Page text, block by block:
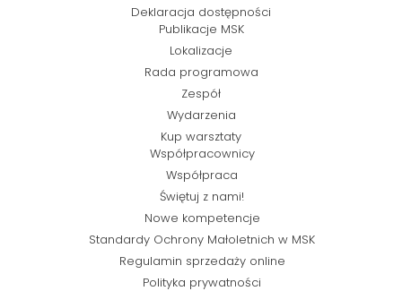
Deklaracja dostępności
Publikacje MSK
Lokalizacje
Rada programowa
Zespół
Wydarzenia
Kup warsztaty
Współpracownicy
Współpraca
Świętuj z nami!
Nowe kompetencje
Standardy Ochrony Małoletnich w MSK
Regulamin sprzedaży online
Polityka prywatności